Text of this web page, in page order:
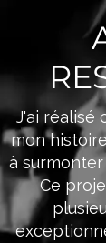
J'ai réalisé
mon
à
Ce